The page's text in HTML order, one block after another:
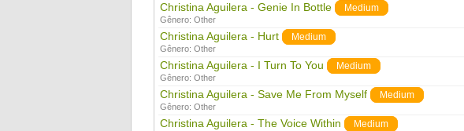
Christina Aguilera - Genie In Bottle Medium
Gênero: Other
Christina Aguilera - Hurt Medium
Gênero: Other
Christina Aguilera - I Turn To You Medium
Gênero: Other
Christina Aguilera - Save Me From Myself Medium
Gênero: Other
Christina Aguilera - The Voice Within Medium